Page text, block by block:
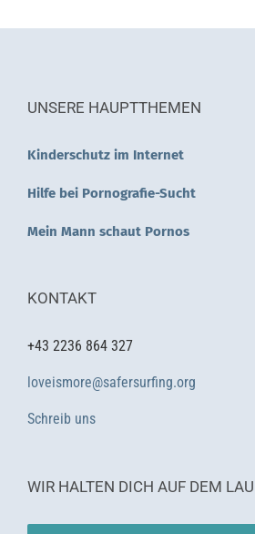
UNSERE HAUPTTHEMEN
Kinderschutz im Internet
Hilfe bei Pornografie-Sucht
Mein Mann schaut Pornos
KONTAKT
+43 2236 864 327
loveismore@safersurfing.org
Schreib uns
WIR HALTEN DICH AUF DEM